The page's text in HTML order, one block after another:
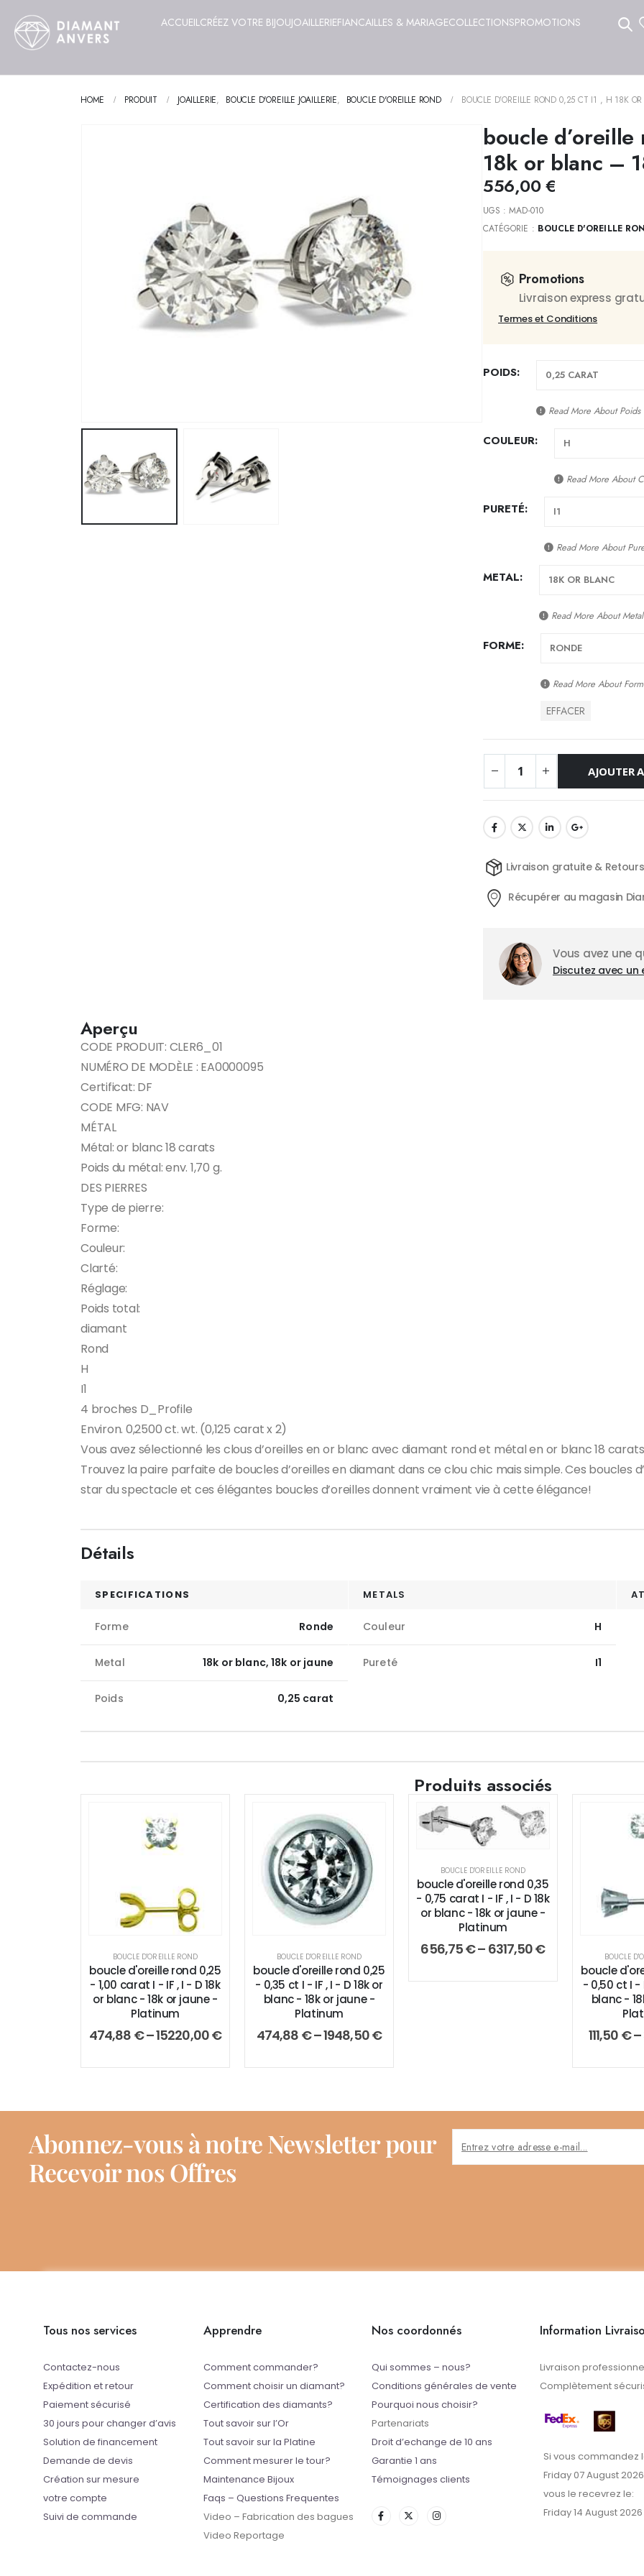
ACCUEILCRÉEZ VOTRE BIJOUJOAILLERIEFIANCAILLES & MARIAGECOLLECTIONSPROMOTIONS
HOME PRODUIT JOAILLERIE, BOUCLE D'OREILLE JOAILLERIE, BOUCLE D'OREILLE ROND BOUCLE D’OREILLE ROND 0,25 CT I1 , H 18K
boucle
18k or blanc –
556,00€
UGS :MAD-010
CATÉGORIE : BOUCLE D'OREILLE
Promotions
Livraison express
Termes et Conditions
POIDS
Read More AboutPoids
COULEUR
Read More About
PURETÉ
Read More About
METAL
Read More AboutMetal
FORME
Read More About
EFFACER
AJOUTER
Livraison gratuite &
Récupérer au magasin
Vous avez une
Discutez avec un
Aperçu
CODE PRODUIT: CLER6_01
NUMÉRO DE MODÈLE : EA0000095
Certificat: DF
CODE MFG: NAV
MÉTAL
Métal: or blanc 18 carats
Poids du métal: env. 1,70 g.
DES PIERRES
Type de pierre:
Forme:
Couleur:
Clarté:
Réglage:
Poids total:
diamant
Rond
H
I1
4 broches D_Profile
Environ. 0,2500 ct. wt. (0,125 carat x 2)
Vous avez sélectionné les clous d’oreilles en or blanc avec diamant rond et métal en or blanc 18
Trouvez la paire parfaite de boucles d’oreilles en diamant dans ce clou chic mais simple. Ces boucles
star du spectacle et ces élégantes boucles d’oreilles donnent vraiment vie à cette élégance!
Détails
SPECIFICATIONS
Forme Ronde
Metal 18k or blanc, 18k or jaune
Poids 0,25 carat
METALS
Couleur H
Pureté I1
Produits associés
BOUCLE D'OREILLE ROND
boucle d'oreille rond 0,25
- 1,00 carat I - IF , I - D 18k
or blanc - 18k or jaune -
Platinum
474,88 €–15220,00€
BOUCLE D'OREILLE ROND
boucle d'oreille rond 0,25
- 0,35 ct I - IF , I - D 18k or
blanc - 18k or jaune -
Platinum
474,88 €–1948,50€
BOUCLE D'OREILLE ROND
boucle d'oreille rond 0,35
- 0,75 carat I - IF , I - D 18k
or blanc - 18k or jaune -
Platinum
656,75€– 6317,50€ BOUCLE
boucle
- 0,50 ct I -
blanc -
111,50 €–
Abonnez-vous à notre Newsletter pour
Recevoir nos Offres
Tous nos services
Contactez-nous
Expédition et retour
Paiement sécurisé
30 jours pour changer d’avis
Solution de financement
Demande de devis
Création sur mesure
votre compte
Suivi de commande
Apprendre
Comment commander?
Comment choisir un diamant?
Certification des diamants?
Tout savoir sur l’Or
Tout savoir sur la Platine
Comment mesurer le tour?
Maintenance Bijoux
Faqs – Questions Frequentes
Video – Fabrication des bagues
Video Reportage
Nos coordonnés
Qui sommes – nous?
Conditions générales de vente
Pourquoi nous choisir?
Partenariats
Droit d’echange de 10 ans
Garantie 1 ans
Témoignages clients
Information
Livraison
Complètement
Si vous commandez
Friday 07 August 2026
vous le recevrez le:
Friday 14 August 2026